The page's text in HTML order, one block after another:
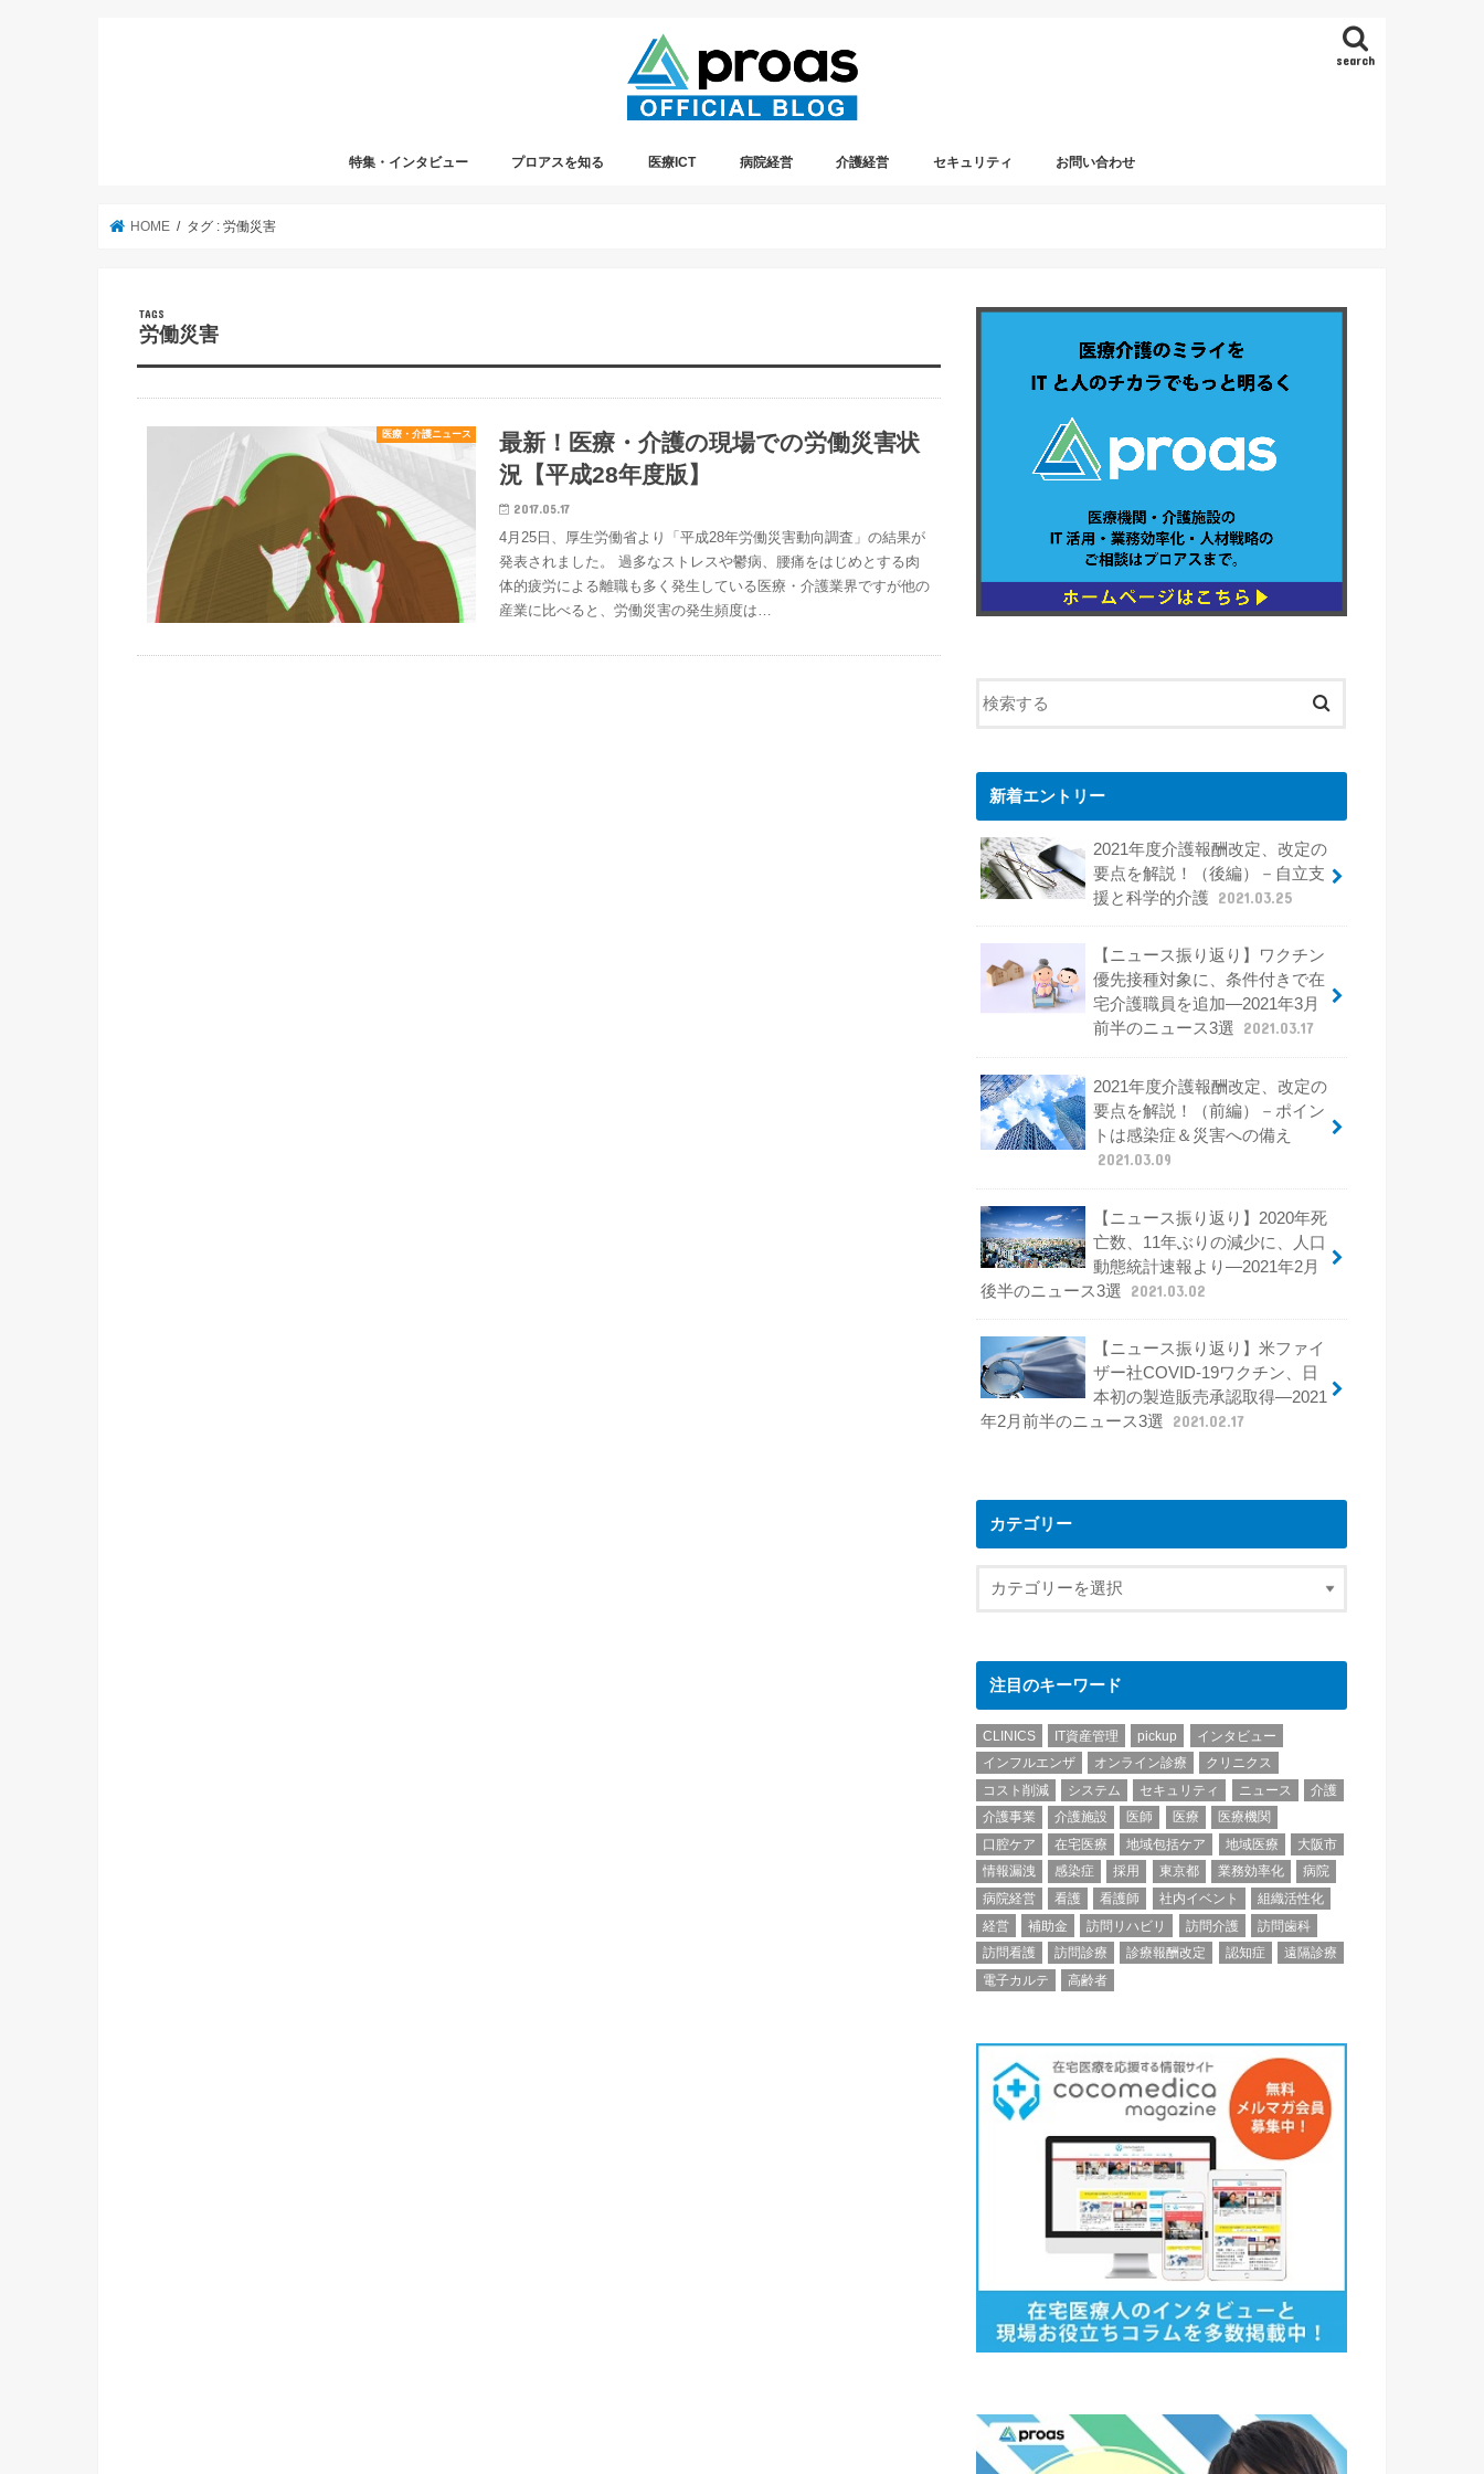
search
特集・インタビュー プロアスを知る 医療ICT 病院経営 介護経営 セキュリティ お問い合わせ
HOME タグ : 労働災害
労働災害
医療・介護ニュース
最新！医療・介護の現場での労働災害状
況【平成28年度版】
2017.05.17
4月25日、厚生労働省より「平成28年労働災害動向調査」の結果が
発表されました。 過多なストレスや鬱病、腰痛をはじめとする肉
体的疲労による離職も多く発生している医療・介護業界ですが他の
産業に比べると、労働災害の発生頻度は…
新着エントリー
2021年度介護報酬改定、改定の
要点を解説！（後編）－自立支
援と科学的介護
2021.03.25
【ニュース振り返り】ワクチン
優先接種対象に、条件付きで在
宅介護職員を追加―2021年3月
前半のニュース3選
2021.03.17
2021年度介護報酬改定、改定の
要点を解説！（前編）－ポイン
トは感染症＆災害への備え
2021.03.09
【ニュース振り返り】2020年死
亡数、11年ぶりの減少に、人口
動態統計速報より―2021年2月
後半のニュース3選
2021.03.02
【ニュース振り返り】米ファイ
ザー社COVID-19ワクチン、日
本初の製造販売承認取得―2021
年2月前半のニュース3選
2021.02.17
カテゴリー
注目のキーワード
CLINICS IT資産管理 pickup
インタビュー
インフルエンザ
オンライン診療
クリニクス
コスト削減
システム セキュリティ ニュース
介護
介護事業
介護施設 医師 医療
医療機関
口腔ケア
在宅医療 地域包括ケア 地域医療
大阪市
情報漏洩
感染症 採用 東京都 業務効率化
病院
病院経営
看護 看護師 社内イベント
組織活性化
経営
補助金 訪問リハビリ 訪問介護
訪問歯科
訪問看護
訪問診療 診療報酬改定 認知症
遠隔診療
電子カルテ
高齢者